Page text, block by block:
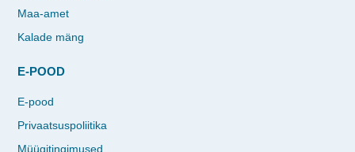
Maa-amet
Kalade mäng
E-POOD
E-pood
Privaatsuspoliitika
Müügitingimused